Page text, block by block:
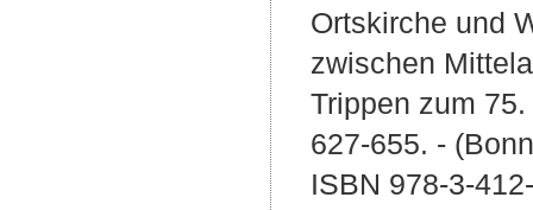
Ortskirche und
zwischen
Trippen zum
627-655. -
ISBN 978-3-